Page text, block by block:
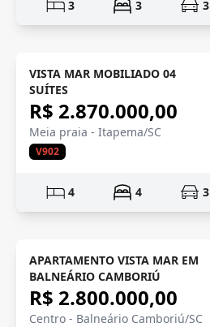
3 3 3
VISTA MAR MOBILIADO 04
SUÍTES
R$ 2.870.000,00
Meia praia - Itapema/SC
V902
4 4 3
APARTAMENTO VISTA MAR EM
BALNEÁRIO CAMBORIÚ
R$ 2.800.000,00
Centro - Balneário Camboriú/SC